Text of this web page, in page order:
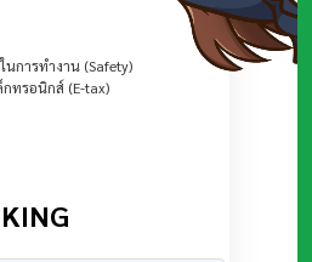
การทำงาน (Safety)
ทรอนิกส์ (E-tax)